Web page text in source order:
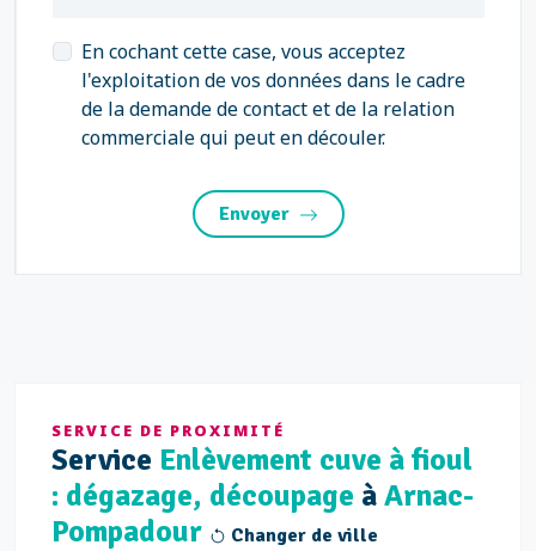
En cochant cette case, vous acceptez
l'exploitation de vos données dans le cadre
de la demande de contact et de la relation
commerciale qui peut en découler.
Envoyer
SERVICE DE PROXIMITÉ
Service Enlèvement cuve à fioul
: dégazage, découpage àArnac-
Pompadour
Changer de ville